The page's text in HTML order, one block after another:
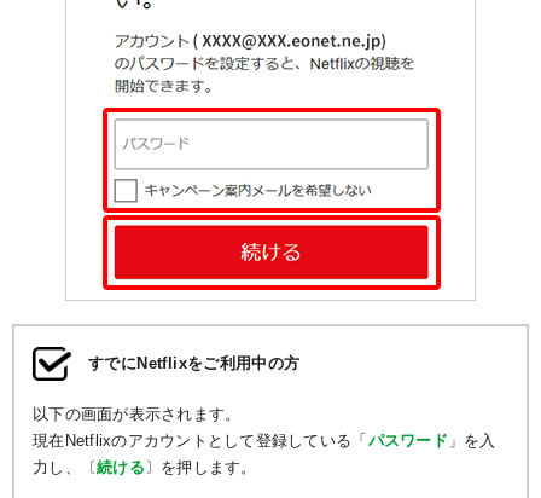
すでにNetflixをご利用中の方
以下の画面が表示されます。
現在Netflixのアカウントとして登録している「 パスワード 」を入
力し、〔続ける 〕を押します。